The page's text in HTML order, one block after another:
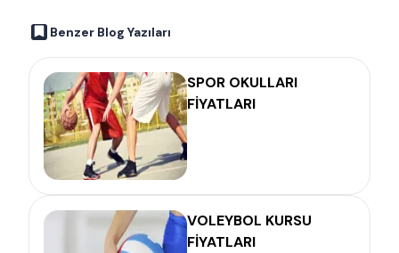
Benzer Blog Yazıları
SPOR OKULLARI
FİYATLARI
VOLEYBOL KURSU
FİYATLARI